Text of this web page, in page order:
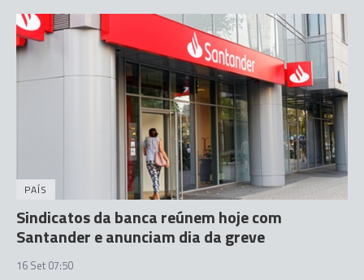
PAÍS
Sindicatos da banca reúnem hoje com
Santander e anunciam dia da greve
16 Set 07:50